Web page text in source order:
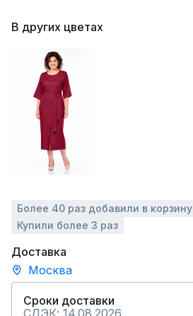
В других цветах
Более 40 раз добавили в корзину
Купили более 3 раз
Доставка
Москва
Сроки доставки
СДЭК: 14.08.2026